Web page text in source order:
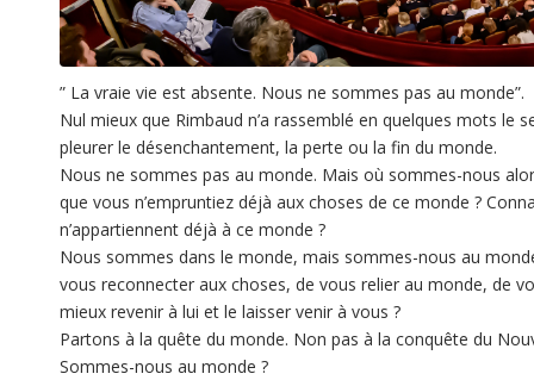
” La vraie vie est absente. Nous ne sommes pas au monde”.
Nul mieux que Rimbaud n’a rassemblé en quelques mots le
pleurer le désenchantement, la perte ou la fin du monde.
Nous ne sommes pas au monde. Mais où sommes-nous
que vous n’empruntiez déjà aux choses de ce monde ?
n’appartiennent déjà à ce monde ?
Nous sommes dans le monde, mais sommes-nous au
vous reconnecter aux choses, de vous relier au monde, de
mieux revenir à lui et le laisser venir à vous ?
Partons à la quête du monde. Non pas à la conquête du
Sommes-nous au monde ?